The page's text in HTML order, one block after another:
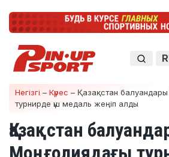
Негізгі – Күрес – Қазақстан
турнирде үш медаль жеңіп алды
Қазақстан